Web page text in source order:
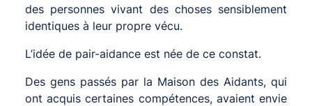
des personnes vivant des choses sensiblement
identiques à leur propre vécu.
L’idée de pair-aidance est née de ce constat.
Des gens passés par la Maison des Aidants, qui
ont acquis certaines compétences, avaient envie